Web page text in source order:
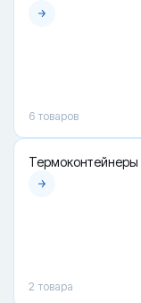
6 товаров
Термоконтейнеры
2 товара